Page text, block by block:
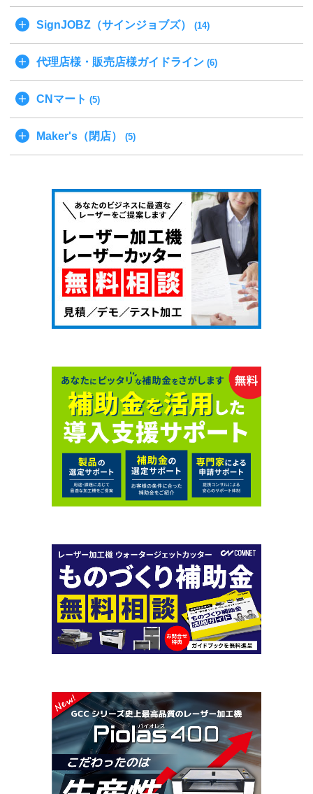
SignJOBZ（サインジョブズ） (14)
代理店様・販売店様ガイドライン (6)
CNマート (5)
Maker's（閉店） (5)